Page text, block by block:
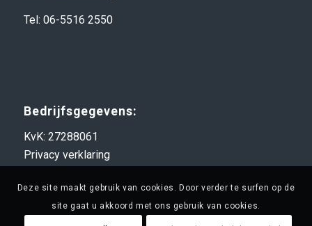
Tel: 06-5516 2550
Bedrijfsgegevens:
KvK: 27288061
Privacy verklaring
Deze site maakt gebruik van cookies. Door verder te surfen op de
site gaat u akkoord met ons gebruik van cookies.